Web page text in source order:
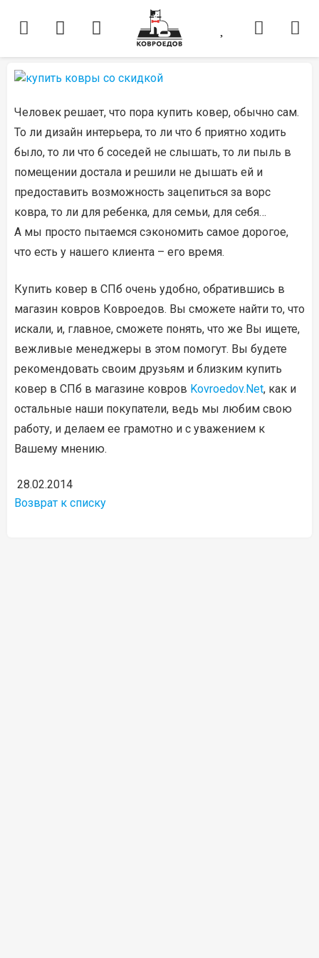
Человек решает, что пора купить ковер, обычно сам.
То ли дизайн интерьера, то ли что б приятно ходить
было, то ли что б соседей не слышать, то ли пыль в
помещении достала и решили не дышать ей и
предоставить возможность зацепиться за ворс
ковра, то ли для ребенка, для семьи, для себя…
А мы просто пытаемся сэкономить самое дорогое,
что есть у нашего клиента – его время.
Купить ковер в СПб очень удобно, обратившись в
магазин ковров Ковроедов. Вы сможете найти то, что
искали, и, главное, сможете понять, что же Вы ищете,
вежливые менеджеры в этом помогут. Вы будете
рекомендовать своим друзьям и близким купить
ковер в СПб в магазине ковров Kovroedov.Net, как и
остальные наши покупатели, ведь мы любим свою
работу, и делаем ее грамотно и с уважением к
Вашему мнению.
28.02.2014
Возврат к списку